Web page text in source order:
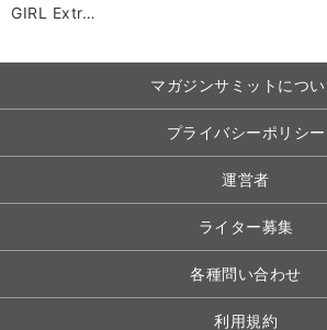
GIRL Extr…
マガジンサミットについ
プライバシーポリシー
運営者
ライター募集
各種問い合わせ
利用規約